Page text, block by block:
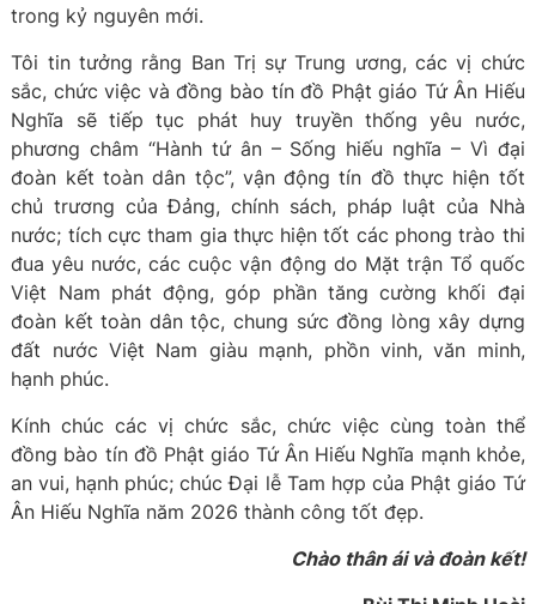
trong kỷ nguyên mới.
Tôi tin tưởng rằng Ban Trị sự Trung ương, các vị chức
sắc, chức việc và đồng bào tín đồ Phật giáo Tứ Ân Hiếu
Nghĩa sẽ tiếp tục phát huy truyền thống yêu nước,
phương châm “Hành tứ ân – Sống hiếu nghĩa – Vì đại
đoàn kết toàn dân tộc”, vận động tín đồ thực hiện tốt
chủ trương của Đảng, chính sách, pháp luật của Nhà
nước; tích cực tham gia thực hiện tốt các phong trào thi
đua yêu nước, các cuộc vận động do Mặt trận Tổ quốc
Việt Nam phát động, góp phần tăng cường khối đại
đoàn kết toàn dân tộc, chung sức đồng lòng xây dựng
đất nước Việt Nam giàu mạnh, phồn vinh, văn minh,
hạnh phúc.
Kính chúc các vị chức sắc, chức việc cùng toàn thể
đồng bào tín đồ Phật giáo Tứ Ân Hiếu Nghĩa mạnh khỏe,
an vui, hạnh phúc; chúc Đại lễ Tam hợp của Phật giáo Tứ
Ân Hiếu Nghĩa năm 2026 thành công tốt đẹp.
Chào thân ái và đoàn kết!